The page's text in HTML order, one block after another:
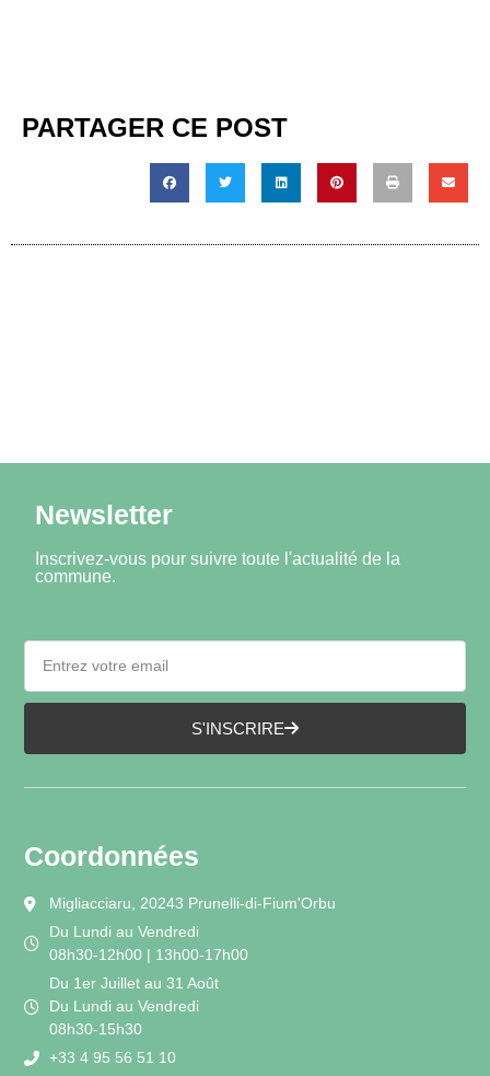
PARTAGER CE POST
Newsletter
Inscrivez-vous pour suivre toute l'actualité de la
commune.
S'INSCRIRE
Coordonnées
Migliacciaru, 20243 Prunelli-di-Fium'Orbu
Du Lundi au Vendredi
08h30-12h00 | 13h00-17h00
Du 1er Juillet au 31 Août
Du Lundi au Vendredi
08h30-15h30
+33 4 95 56 51 10